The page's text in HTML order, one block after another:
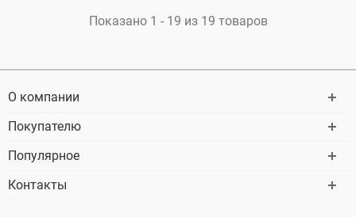
Показано 1 - 19 из 19 товаров
О компании
Покупателю
Популярное
Контакты